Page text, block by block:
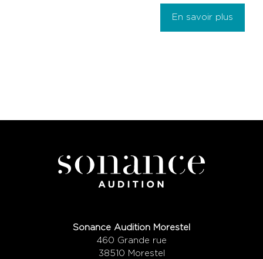
En savoir plus
Sonance Audition Morestel
460 Grande rue
38510 Morestel